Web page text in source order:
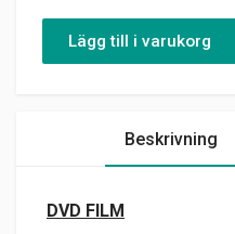
Lägg till i varukorg
Beskrivning
DVD FILM